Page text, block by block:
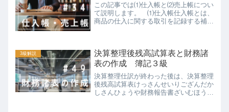
この記事では⑴仕入帳と⑵売上帳につい
て説明します。 ⑴仕入帳仕入帳とは、
商品の仕入に関する取引を記録する補助
取引例を使って、仕入帳を...
3級解説
決算整理後残高試算表と財務諸
表の作成 簿記３級
決算整理仕訳が終わった後は、決算整理
後残高試算表けっさんせいりござんだか
しさんひょうや財務報告書ざいむほうこ